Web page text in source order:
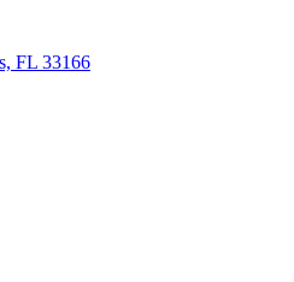
FL 33166